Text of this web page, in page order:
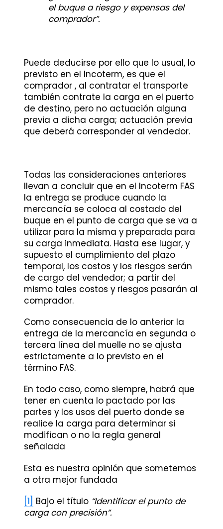
el buque a riesgo y expensas del
comprador”.
Puede deducirse por ello que lo usual, lo
previsto en el Incoterm, es que el
comprador , al contratar el transporte
también contrate la carga en el puerto
de destino, pero no actuación alguna
previa a dicha carga; actuación previa
que deberá corresponder al vendedor.
Todas las consideraciones anteriores
llevan a concluir que en el Incoterm FAS
la entrega se produce cuando la
mercancía se coloca al costado del
buque en el punto de carga que se va a
utilizar para la misma y preparada para
su carga inmediata. Hasta ese lugar, y
supuesto el cumplimiento del plazo
temporal, los costos y los riesgos serán
de cargo del vendedor; a partir del
mismo tales costos y riesgos pasarán al
comprador.
Como consecuencia de lo anterior la
entrega de la mercancía en segunda o
tercera línea del muelle no se ajusta
estrictamente a lo previsto en el
término FAS.
En todo caso, como siempre, habrá que
tener en cuenta lo pactado por las
partes y los usos del puerto donde se
realice la carga para determinar si
modifican o no la regla general
señalada
Esta es nuestra opinión que sometemos
a otra mejor fundada
[1] Bajo el título “Identificar el punto de
carga con precisión”.